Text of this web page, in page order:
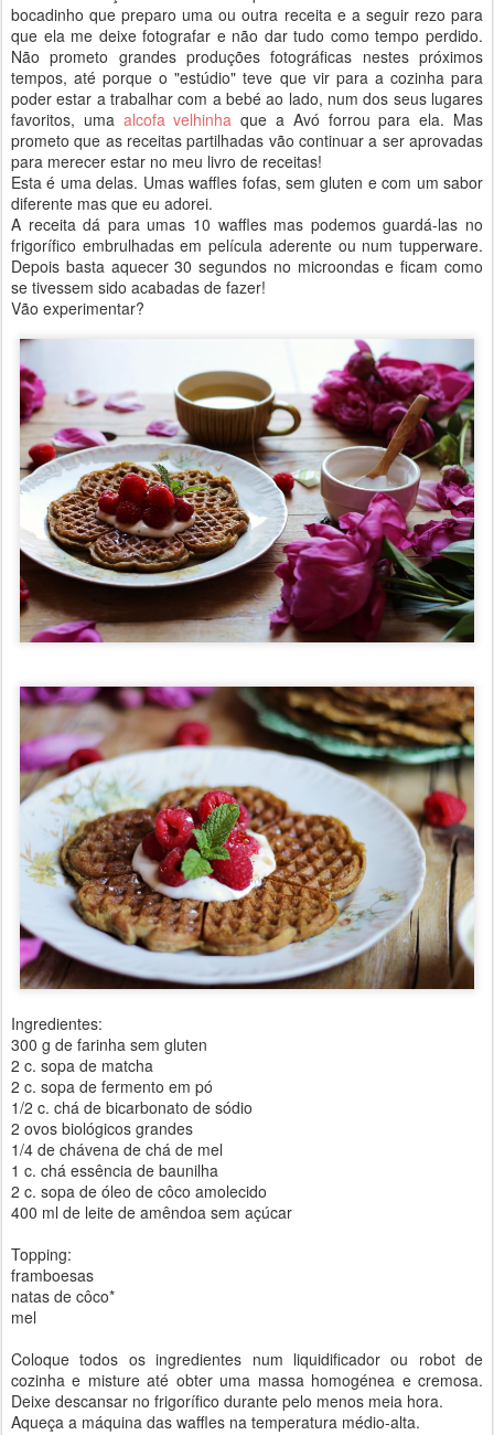
bocadinho que preparo uma ou outra receita e a seguir rezo para
que ela me deixe fotografar e não dar tudo como tempo perdido.
Não prometo grandes produções fotográficas nestes próximos
tempos, até porque o "estúdio" teve que vir para a cozinha para
poder estar a trabalhar com a bebé ao lado, num dos seus lugares
favoritos, uma alcofa velhinha que a Avó forrou para ela. Mas
prometo que as receitas partilhadas vão continuar a ser aprovadas
para merecer estar no meu livro de receitas!
Esta é uma delas. Umas waffles fofas, sem gluten e com um sabor
diferente mas que eu adorei.
A receita dá para umas 10 waffles mas podemos guardá-las no
frigorífico embrulhadas em película aderente ou num tupperware.
Depois basta aquecer 30 segundos no microondas e ficam como
se tivessem sido acabadas de fazer!
Vão experimentar?
Ingredientes:
300 g de farinha sem gluten
2 c. sopa de matcha
2 c. sopa de fermento em pó
1/2 c. chá de bicarbonato de sódio
2 ovos biológicos grandes
1/4 de chávena de chá de mel
1 c. chá essência de baunilha
2 c. sopa de óleo de côco amolecido
400 ml de leite de amêndoa sem açúcar
Topping:
framboesas
natas de côco*
mel
Coloque todos os ingredientes num liquidificador ou robot de
cozinha e misture até obter uma massa homogénea e cremosa.
Deixe descansar no frigorífico durante pelo menos meia hora.
Aqueça a máquina das waffles na temperatura médio-alta.